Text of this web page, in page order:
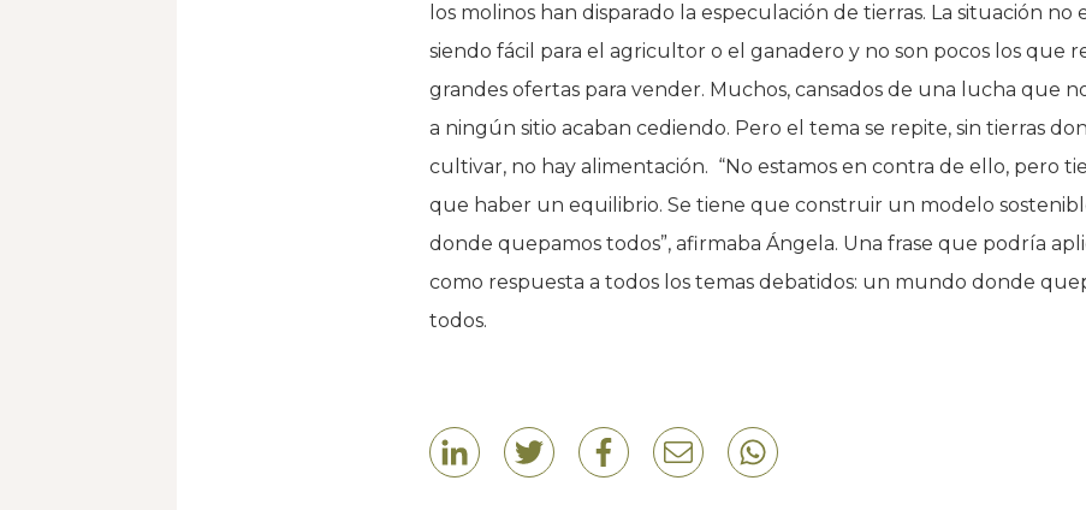
los molinos han disparado la especulación de tierras. La situación no
siendo fácil para el agricultor o el ganadero y no son pocos los que
grandes ofertas para vender. Muchos, cansados de una lucha que
a ningún sitio acaban cediendo. Pero el tema se repite, sin tierras
cultivar, no hay alimentación. “No estamos en contra de ello, pero
que haber un equilibrio. Se tiene que construir un modelo
donde quepamos todos”, afirmaba Ángela. Una frase que podría
como respuesta a todos los temas debatidos: un mundo donde
todos.